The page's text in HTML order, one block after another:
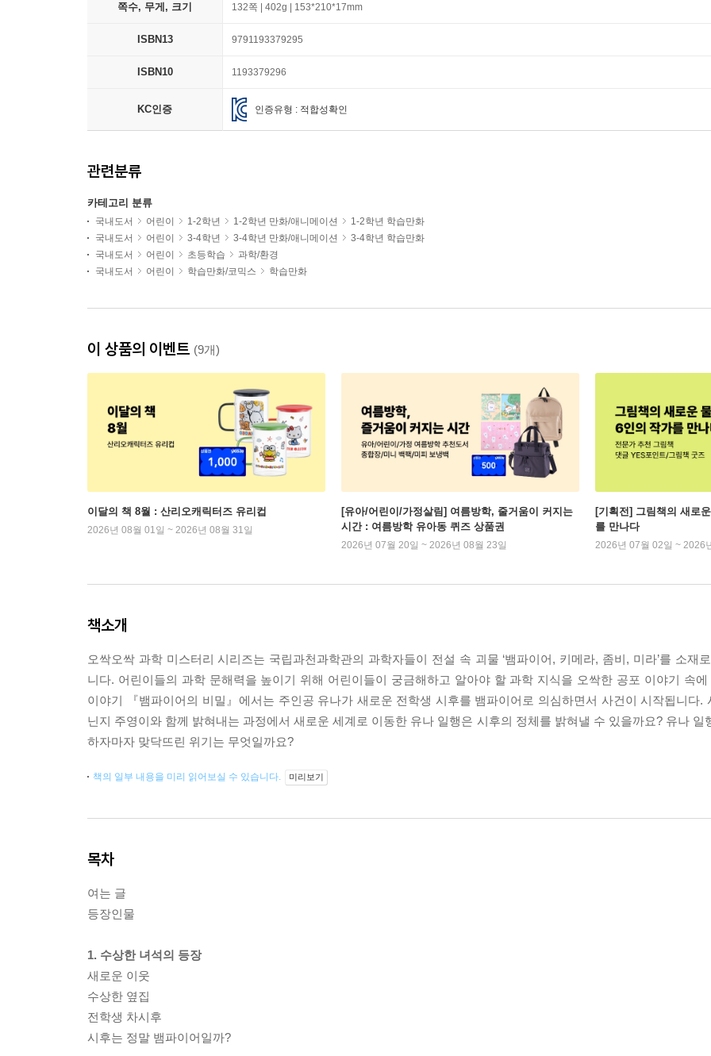
쪽수, 무게, 크기 132쪽 | 402g | 153*210*17mm
ISBN13 9791193379295
ISBN10 1193379296
KC인증 인증유형 : 적합성확인
관련분류
카테고리 분류
국내도서 어린이 1-2학년 1-2학년 만화/애니메이션
1-2학년 학습만화
국내도서
어린이 3-4학년 3-4학년 만화/애니메이션
3-4학년 학습만화
국내도서
어린이 초등학습
과학/환경
국내도서
어린이 학습만화/코믹스 학습만화
이 상품의 이벤트 (9개)
이달의 책 8월 : 산리오캐릭터즈 유리컵
2026년 08월 01일 ~ 2026년 08월 31일
[유아/어린이/가정살림] 여름방학, 줄거움이 커지는
시간 : 여름방학 유아동 퀴즈 상품권
2026년 07월 20일 ~ 2026년 08월 23일
[기획전] 그림책의 새로
를 만나다
2026년 07월 02일 ~ 2026
책소개
오싹오싹 과학 미스터리 시리즈는 국립과천과학관의 과학자들이 전설 속 괴물 ‘뱀파이어, 키메라, 좀비, 미라’를 소재
니다. 어린이들의 과학 문해력을 높이기 위해 어린이들이 궁금해하고 알아야 할 과학 지식을 오싹한 공포 이야기 속
이야기 『뱀파이어의 비밀』에서는 주인공 유나가 새로운 전학생 시후를 뱀파이어로 의심하면서 사건이 시작됩니다.
닌지 주영이와 함께 밝혀내는 과정에서 새로운 세계로 이동한 유나 일행은 시후의 정체를 밝혀낼 수 있을까요? 유나 일
하자마자 맞닥뜨린 위기는 무엇일까요?
책의 일부 내용을 미리 읽어보실 수 있습니다. 미리보기
목차
여는 글
등장인물
1. 수상한 녀석의 등장
새로운 이웃
수상한 옆집
전학생 차시후
시후는 정말 뱀파이어일까?